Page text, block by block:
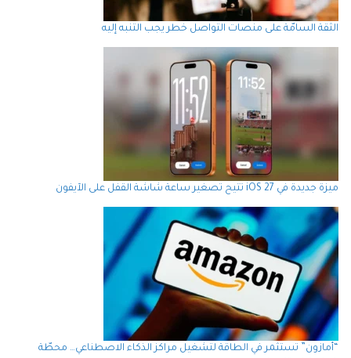
الثقة السامّة على منصات التواصل خطر يجب التنبه إليه
ميزة جديدة في iOS 27 تتيح تصغير ساعة شاشة القفل على الآيفون
“أمازون” تستثمر في الطاقة لتشغيل مراكز الذكاء الاصطناعي… محطّة